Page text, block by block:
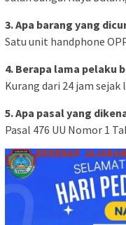
3. Apa barang yang
Satu unit handphone
4. Berapa lama pelaku
Kurang dari 24 jam
5. Apa pasal yang
Pasal 476 UU Nomor 1